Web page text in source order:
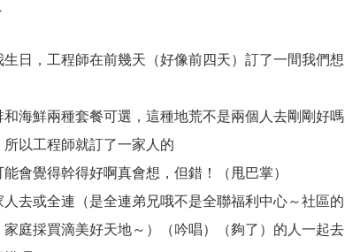
日，工程師在前幾天（好像前四天）訂了一間我們想
海鮮兩種套餐可選，這種地荒不是兩個人去剛剛好嗎
以工程師就訂了一家人的
會覺得幹得好啊真會想，但錯！（甩巴掌）
去或全連（是全連弟兄哦不是全聯福利中心～社區的
庭採買滴美好天地～）（吟唱）（夠了）的人一起去